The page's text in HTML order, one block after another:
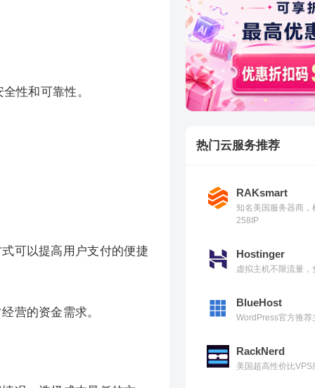
性和可靠性。
可以提高用户支付的便捷
营的资金需求。
热门云服务推荐
RAKsmart
知名美国服务器商
258IP
Hostinger
虚拟主机不限流量
BlueHost
WordPress官方推
RackNerd
美国超高性价比VPS